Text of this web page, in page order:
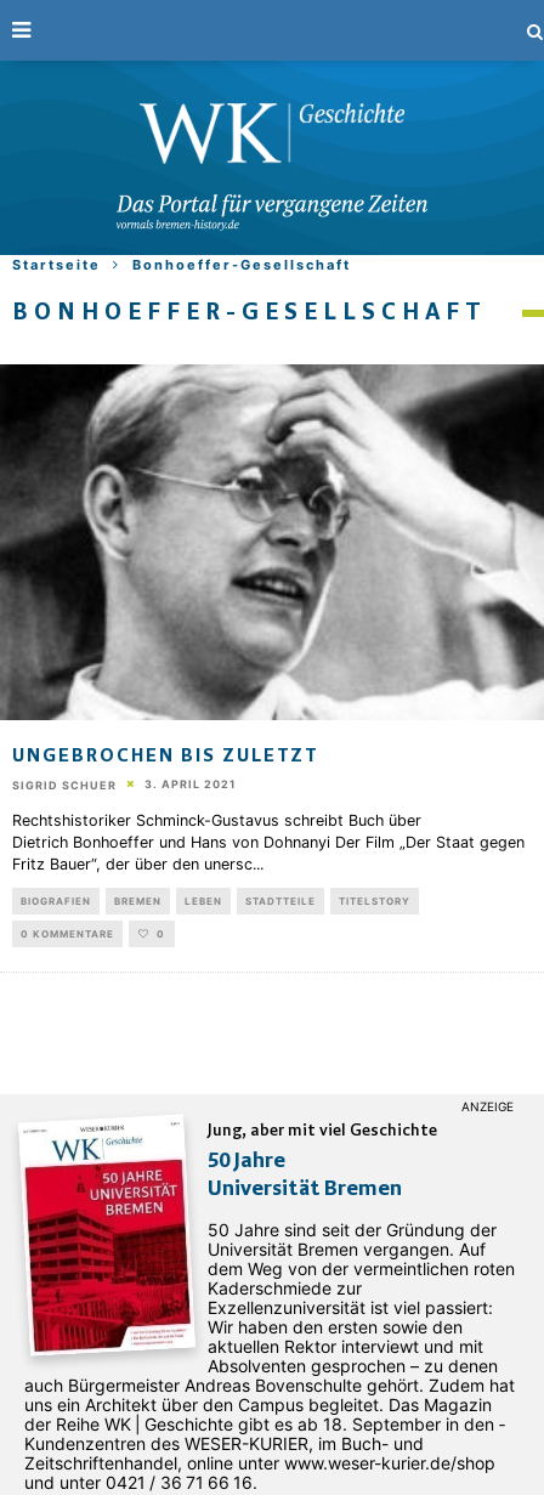
Startseite Bonhoeffer-Gesellschaft
BONHOEFFER-GESELLSCHAFT
UNGEBROCHEN BIS ZULETZT
SIGRID SCHUER 3. APRIL 2021
Rechtshistoriker Schminck-Gustavus schreibt Buch über
Dietrich Bonhoeffer und Hans von Dohnanyi Der Film „Der Staat gegen
Fritz Bauer“, der über den unersc...
BIOGRAFIEN BREMEN LEBEN STADTTEILE TITELSTORY
0 KOMMENTARE 0
Jung, aber mit viel Geschichte
50 Jahre
Universität Bremen
50 Jahre sind seit der Gründung der
Universität Bremen vergangen. Auf
dem Weg von der vermeintlichen roten
Kaderschmiede zur
Exzellenzuniversität ist viel passiert:
Wir haben den ersten sowie den
aktuellen Rektor interviewt und mit
Absolventen gesprochen – zu denen
auch Bürgermeister Andreas Bovenschulte gehört. Zudem hat
uns ein Architekt über den Campus begleitet. Das Magazin
der Reihe WK | Geschichte gibt es ab 18. September in den ­
Kundenzentren des WESER-­KURIER, im Buch- und
Zeitschriftenhandel, online unter www.weser-kurier.de/shop
und unter 0421 / 36 71 66 16.